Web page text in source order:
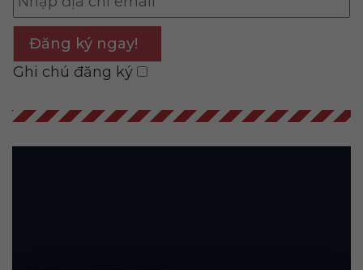
Đăng ký ngay!
Ghi chú đăng ký